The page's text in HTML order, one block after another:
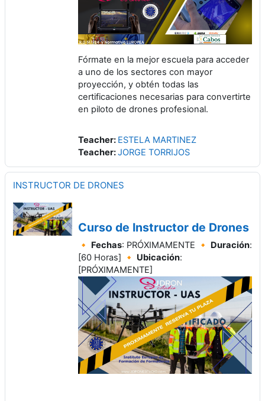
Fórmate en la mejor escuela para acceder
a uno de los sectores con mayor
proyección, y obtén todas las
certificaciones necesarias para convertirte
en piloto de drones profesional.
Teacher: ESTELA MARTINEZ
Teacher:JORGE TORRIJOS
INSTRUCTOR DE DRONES
Curso de Instructor de Drones
🔸 Fechas: PRÓXIMAMENTE 🔸 Duración:
[60 Horas] 🔸 Ubicación:
[PRÓXIMAMENTE]